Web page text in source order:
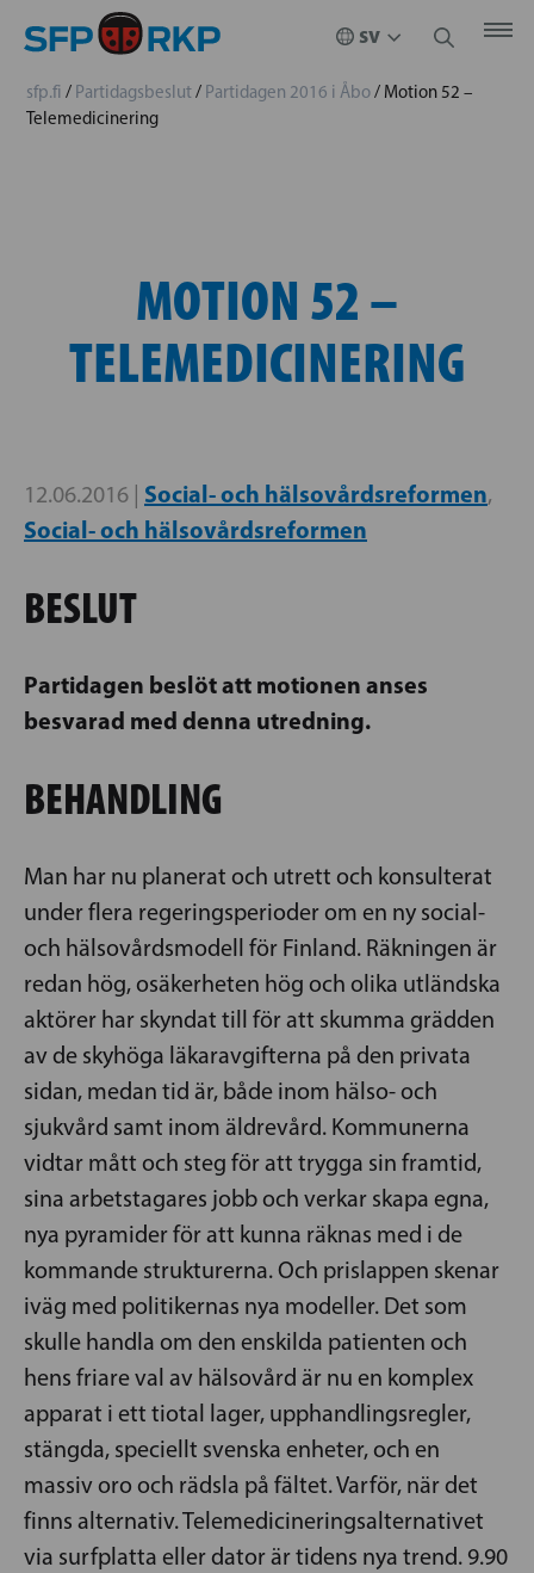
sfp.fi / Partidagsbeslut/ Partidagen 2016 i Åbo/ Motion 52 –
Telemedicinering
MOTION 52 –
TELEMEDICINERING
12.06.2016 | Social- och hälsovårdsreformen,
Social- och hälsovårdsreformen
BESLUT
Partidagen beslöt att motionen anses
besvarad med denna utredning.
BEHANDLING
Man har nu planerat och utrett och konsulterat
under flera regeringsperioder om en ny social-
och hälsovårdsmodell för Finland. Räkningen är
redan hög, osäkerheten hög och olika utländska
aktörer har skyndat till för att skumma grädden
av de skyhöga läkaravgifterna på den privata
sidan, medan tid är, både inom hälso- och
sjukvård samt inom äldrevård. Kommunerna
vidtar mått och steg för att trygga sin framtid,
sina arbetstagares jobb och verkar skapa egna,
nya pyramider för att kunna räknas med i de
kommande strukturerna. Och prislappen skenar
iväg med politikernas nya modeller. Det som
skulle handla om den enskilda patienten och
hens friare val av hälsovård är nu en komplex
apparat i ett tiotal lager, upphandlingsregler,
stängda, speciellt svenska enheter, och en
massiv oro och rädsla på fältet. Varför, när det
finns alternativ. Telemedicineringsalternativet
via surfplatta eller dator är tidens nya trend. 9.90